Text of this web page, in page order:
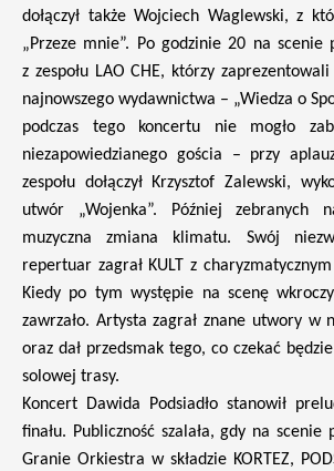
dołączył także Wojciech Waglewski, z
„Przeze mnie”. Po godzinie 20 na
z zespołu LAO CHE, którzy
najnowszego wydawnictwa – „Wiedza o
podczas tego koncertu nie mogło
niezapowiedzianego gościa – przy
zespołu dołączył Krzysztof Zalewski,
utwór „Wojenka”. Później zebranych
muzyczna zmiana klimatu. Swój
repertuar zagrał KULT z
Kiedy po tym występie na scenę
zawrzało. Artysta zagrał znane utwory w
oraz dał przedsmak tego, co czekać
solowej trasy.
Koncert Dawida Podsiadło stanowił
finału. Publiczność szalała, gdy na scenie
Granie Orkiestra w składzie KORTEZ,